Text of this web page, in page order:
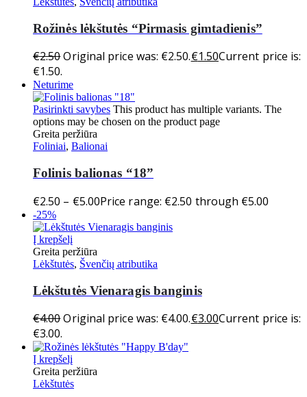
Rožinės lėkštutės “Pirmasis gimtadienis”
€2.50Original price was: €2.50.€1.50Current price is:
€1.50.
Neturime
Pasirinkti savybes This product has multiple variants. The
options may be chosen on the product page
Greita peržiūra
Foliniai, Balionai
Folinis balionas “18”
€2.50 – €5.00Price range: €2.50 through €5.00
-25%
Į krepšelį
Greita peržiūra
Lėkštutės, Švenčių atributika
Lėkštutės Vienaragis banginis
€4.00Original price was: €4.00.€3.00Current price is:
€3.00.
Į krepšelį
Greita peržiūra
Lėkštutės